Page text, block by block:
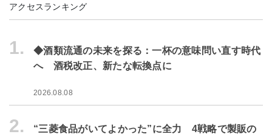
アクセスランキング
1.
◆酒類流通の未来を探る：一杯の意味問い直す時代
へ 酒税改正、新たな転換点に
2026.08.08
2.
“三菱食品がいてよかった”に全力 4戦略で製販の